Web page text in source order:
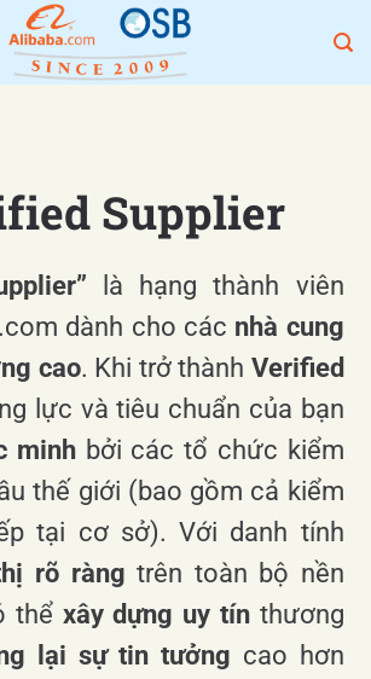
Supplier
là hạng thành viên
dành cho các nhà cung
cao. Khi trở thành Verified
lực và tiêu chuẩn của bạn
minhbởi các tổ chức kiểm
thế giới (bao gồm cả kiểm
tại cơ sở). Với danh tính
rõ ràng trên toàn bộ nền
thể xây dựng uy tínthương
lại sự tin tưởng cao hơn